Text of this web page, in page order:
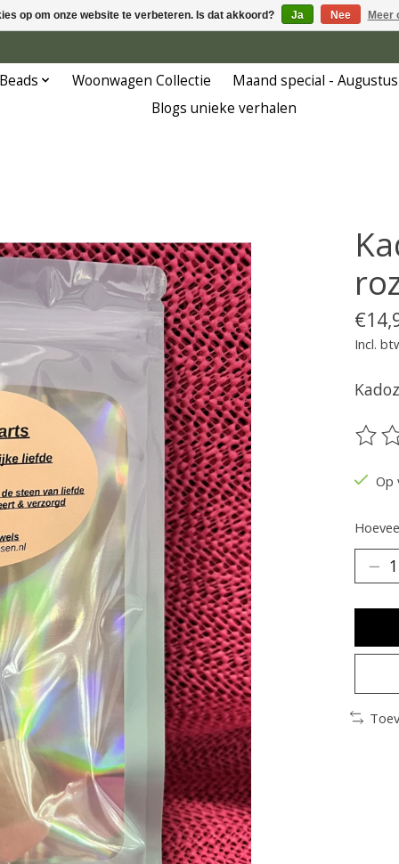
Woonwagen Collectie
Maand special - Augustus
Blogs unieke verhalen
Incl.
De
Op
op om onze website te verbeteren. Is dat akkoord? Ja Nee Meer